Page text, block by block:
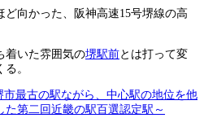
向かった、阪神高速15号堺線の高
着いた雰囲気の堺駅前とは打って変
。